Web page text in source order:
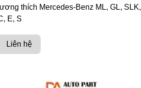
thích Mercedes-Benz ML, GL, SLK,
E, S
Liên hệ